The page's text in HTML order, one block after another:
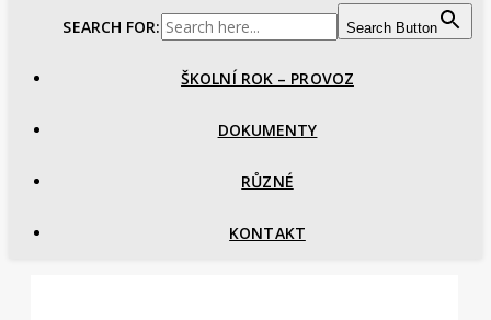
SEARCH FOR: Search Button
ŠKOLNÍ ROK – PROVOZ
DOKUMENTY
RŮZNÉ
KONTAKT